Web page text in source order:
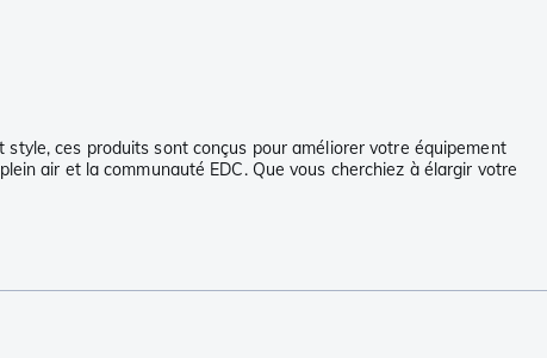
ces produits sont conçus pour améliorer votre équipement
air et la communauté EDC. Que vous cherchiez à élargir votre